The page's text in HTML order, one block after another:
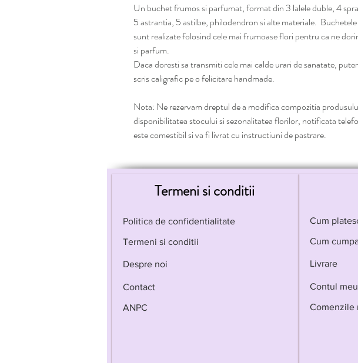
Un buchet frumos si parfumat, format din 3 lalele duble, 4
5 astrantia, 5 astilbe, philodendron si alte materiale.
sunt realizate folosind cele mai frumoase flori pentru ca ne
si parfum.
Daca doresti sa transmiti cele mai calde urari de sanatate,
scris caligrafic pe o felicitare handmade.
Nota: Ne rezervam dreptul de a modifica compozitia
disponibilitatea stocului si sezonalitatea florilor, notificata
este comestibil si va fi livrat cu instructiuni de pastrare.
Termeni si conditii
Politica de confidentialitate
Termeni si conditii
Despre noi
Contact
ANPC
Cum
Cum
Livrare
Contul meu
Comenzile